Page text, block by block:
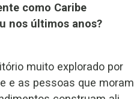
como Caribe
nos últimos anos?
muito explorado por
e as pessoas que moram